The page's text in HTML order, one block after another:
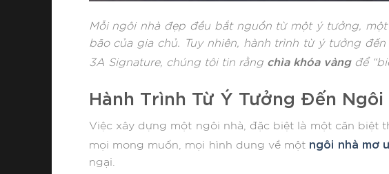
Mỗi ngôi nhà đẹp đều bắt nguồn từ một ý tưởng,
bão của gia chủ. Tuy nhiên, hành trình từ ý tưởng
3A Signature, chúng tôi tin rằng chìa khóa vàngđể
Hành Trình Từ Ý Tưởng Đến
Việc xây dựng một ngôi nhà, đặc biệt là một căn biệt
mọi mong muốn, mọi hình dung về một ngôi nhà mơ
ngại.